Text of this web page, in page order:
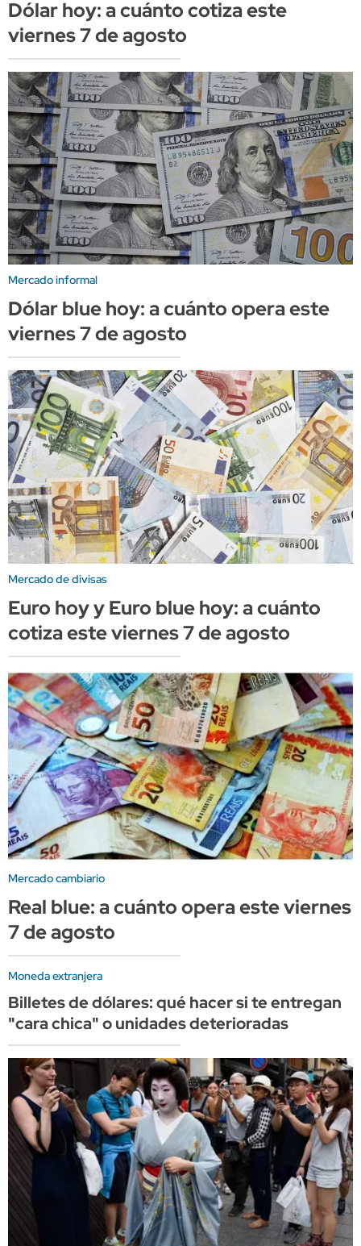
Dólar hoy: a cuánto cotiza este
viernes 7 de agosto
Mercado informal
Dólar blue hoy: a cuánto opera este
viernes 7 de agosto
Mercado de divisas
Euro hoy y Euro blue hoy: a cuánto
cotiza este viernes 7 de agosto
Mercado cambiario
Real blue: a cuánto opera este viernes
7 de agosto
Moneda extranjera
Billetes de dólares: qué hacer si te entregan
"cara chica" o unidades deterioradas